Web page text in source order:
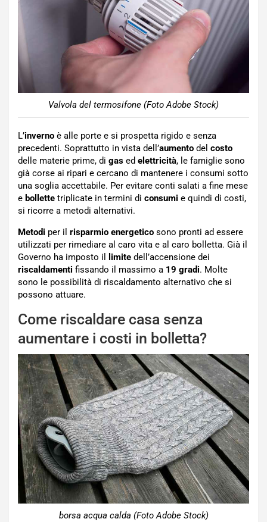
Valvola del termosifone (Foto Adobe Stock)
L’inverno è alle porte e si prospetta rigido e senza
precedenti. Soprattutto in vista dell’aumento del costo
delle materie prime, di gas ed elettricità, le famiglie sono
già corse ai ripari e cercano di mantenere i consumi sotto
una soglia accettabile. Per evitare conti salati a fine mese
e bollette triplicate in termini di consumi e quindi di costi,
si ricorre a metodi alternativi.
Metodi per il risparmio energetico sono pronti ad essere
utilizzati per rimediare al caro vita e al caro bolletta. Già il
Governo ha imposto il
limite dell’accensione dei
riscaldamenti fissando il massimo a 19 gradi. Molte
sono le possibilità di riscaldamento alternativo che si
possono attuare.
Come riscaldare casa senza
aumentare i costi in bolletta?
borsa acqua calda (Foto Adobe Stock)